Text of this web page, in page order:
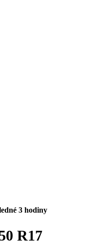
3 hodiny
R17